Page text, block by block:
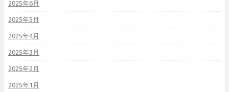
2025年6月
2025年5月
2025年4月
2025年3月
2025年2月
2025年1月